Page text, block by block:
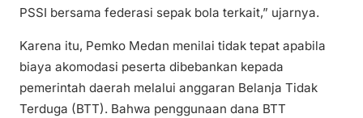
PSSI bersama federasi sepak bola terkait,” ujarnya.
Karena itu, Pemko Medan menilai tidak tepat apabila
biaya akomodasi peserta dibebankan kepada
pemerintah daerah melalui anggaran Belanja Tidak
Terduga (BTT). Bahwa penggunaan dana BTT